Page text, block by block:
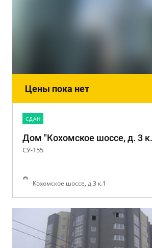
Цены пока нет
CДАН
Дом "Кохомское шоссе, д. 3
СУ-155
Кохомское шоссе, д.3 к.1